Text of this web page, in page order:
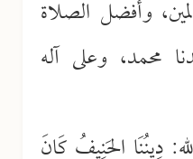
وأفضل الصلاة
محمد، وعلى آله
دِينُنَا الحَنِيفُ كَانَ